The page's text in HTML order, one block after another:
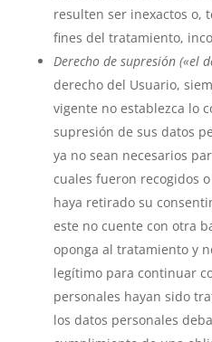
resulten ser inexactos o,
fines del tratamiento,
Derecho de supresión («el
derecho del Usuario,
vigente no establezca lo
supresión de sus datos
ya no sean necesarios
cuales fueron recogidos
haya retirado su
este no cuente con otra
oponga al tratamiento y
legítimo para continuar
personales hayan sido
los datos personales